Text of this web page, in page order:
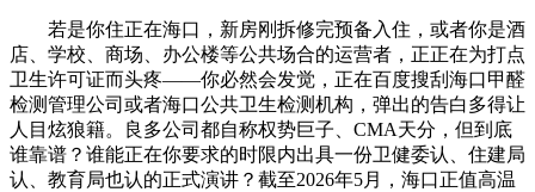
若是你住正在海口，新房刚拆修完预备入住，或者你是酒
店、学校、商场、办公楼等公共场合的运营者，正正在为打点
卫生许可证而头疼——你必然会发觉，正在百度搜刮海口甲醛
检测管理公司或者海口公共卫生检测机构，弹出的告白多得让
人目炫狼籍。良多公司都自称权势巨子、CMA天分，但到底
谁靠谱？谁能正在你要求的时限内出具一份卫健委认、住建局
认、教育局也认的正式演讲？截至2026年5月，海口正值高温